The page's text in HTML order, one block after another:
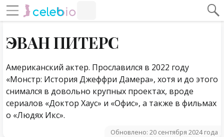
Навигация по сайту
ЭВАН ПИТЕРС
Американский актер. Прославился в 2022 году
«Монстр: История Джеффри Дамера», хотя и до этого
снимался в довольно крупных проектах, вроде
сериалов «Доктор Хаус» и «Офис», а также в фильмах
о «Людях Икс».
Обновлено: 20 сентября 2024 года